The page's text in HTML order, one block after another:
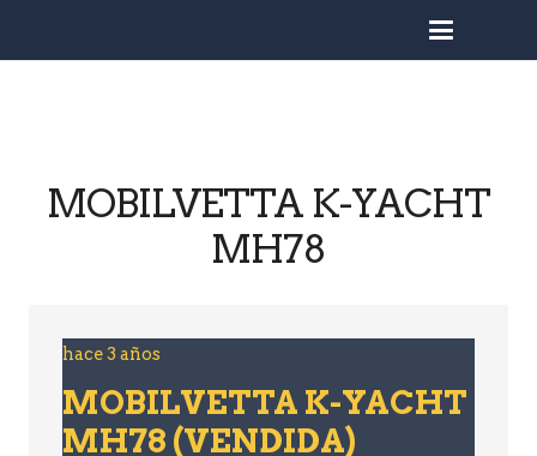
MOBILVETTA K-YACHT
MH78
hace 3 años
MOBILVETTA K-YACHT
MH78 (VENDIDA)